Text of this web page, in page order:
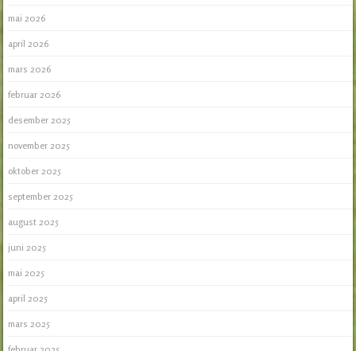
mai 2026
april 2026
mars 2026
februar 2026
desember 2025
november 2025
oktober 2025
september 2025
august 2025
juni 2025
mai 2025
april 2025
mars 2025